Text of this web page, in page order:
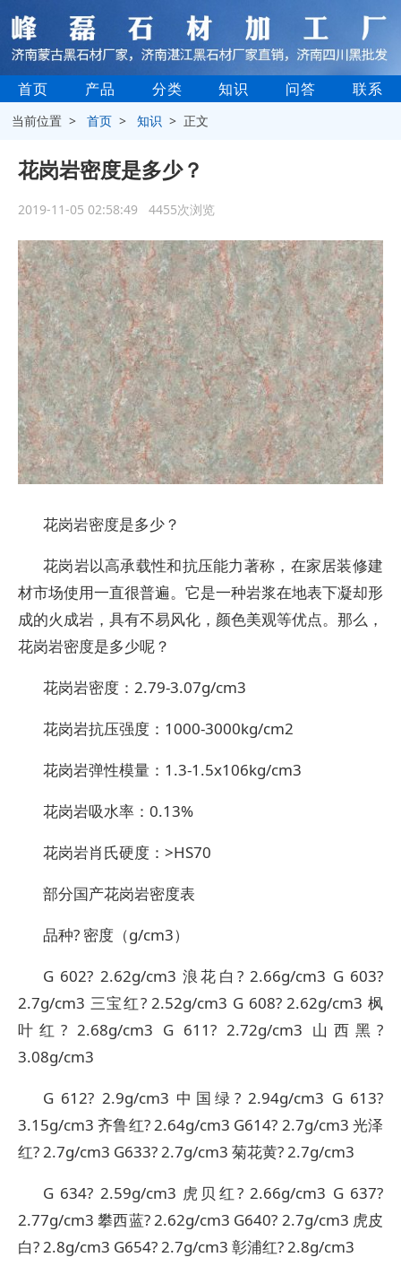
首页 产品 分类 知识 问答 联系
当前位置 >首页 >知识 > 正文
花岗岩密度是多少？
2019-11-05 02:58:49 4455次浏览
花岗岩密度是多少？
花岗岩以高承载性和抗压能力著称，在家居装修建
材市场使用一直很普遍。它是一种岩浆在地表下凝却形
成的火成岩，具有不易风化，颜色美观等优点。那么，
花岗岩密度是多少呢？
花岗岩密度：2.79-3.07g/cm3
花岗岩抗压强度：1000-3000kg/cm2
花岗岩弹性模量：1.3-1.5x106kg/cm3
花岗岩吸水率：0.13%
花岗岩肖氏硬度：>HS70
部分国产花岗岩密度表
品种? 密度（g/cm3）
G 602? 2.62g/cm3 浪花白? 2.66g/cm3 G 603?
2.7g/cm3 三宝红? 2.52g/cm3 G 608? 2.62g/cm3 枫
叶红? 2.68g/cm3 G 611? 2.72g/cm3 山西黑?
3.08g/cm3
G 612? 2.9g/cm3 中国绿? 2.94g/cm3 G 613?
3.15g/cm3 齐鲁红? 2.64g/cm3 G614? 2.7g/cm3 光泽
红? 2.7g/cm3 G633? 2.7g/cm3 菊花黄? 2.7g/cm3
G 634? 2.59g/cm3 虎贝红? 2.66g/cm3 G 637?
2.77g/cm3 攀西蓝? 2.62g/cm3 G640? 2.7g/cm3 虎皮
白? 2.8g/cm3 G654? 2.7g/cm3 彰浦红? 2.8g/cm3